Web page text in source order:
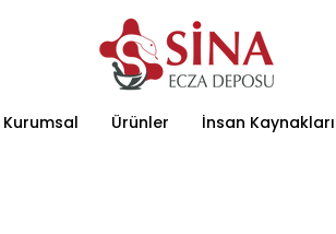
Kurumsal Ürünler İnsan Kaynakları